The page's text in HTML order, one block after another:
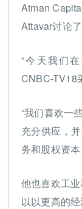
Atman
Attavar讨论
“今天我们
CNBC-TV18
“我们喜欢一
充分供应，
务和股权资本
他也喜欢工
以以更高的